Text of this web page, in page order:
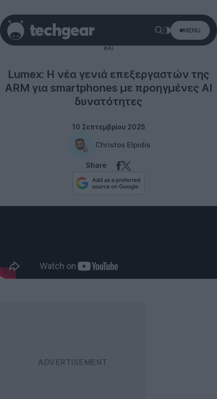
MENU
Technology
#AI
Lumex: Η νέα γενιά επεξεργαστών της
ARM για smartphones με προηγμένες AI
δυνατότητες
10 Σεπτεμβρίου 2025
Christos Elpidis
Share